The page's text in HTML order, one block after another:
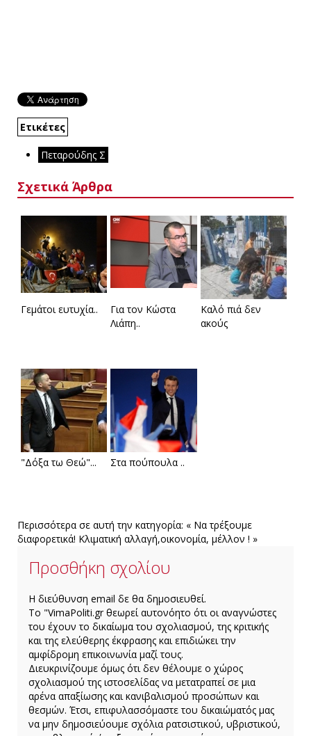
Ετικέτες
Πεταρούδης Σ
Σχετικά Άρθρα
Γεμάτοι ευτυχία..
Για τον Κώστα
Λιάπη..
Καλό πιά δεν
ακούς
"Δόξα τω Θεώ"... Στα πούπουλα ..
Περισσότερα σε αυτή την κατηγορία: « Να τρέξουμε
διαφορετικά! Κλιματική αλλαγή,οικονομία, μέλλον ! »
Προσθήκη σχολίου
H διεύθυνση email δε θα δημοσιευθεί.
Το "VimaPoliti.gr θεωρεί αυτονόητο ότι οι αναγνώστες
του έχουν το δικαίωμα του σχολιασμού, της κριτικής
και της ελεύθερης έκφρασης και επιδιώκει την
αμφίδρομη επικοινωνία μαζί τους.
Διευκρινίζουμε όμως ότι δεν θέλουμε ο χώρος
σχολιασμού της ιστοσελίδας να μετατραπεί σε μια
αρένα απαξίωσης και κανιβαλισμού προσώπων και
θεσμών. Έτσι, επιφυλασσόμαστε του δικαιώματός μας
να μην δημοσιεύουμε σχόλια ρατσιστικού, υβριστικού,